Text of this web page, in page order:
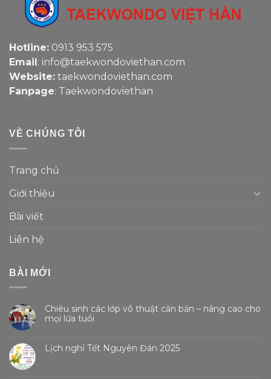
Hotline: 0913 953 575
Email : info@taekwondoviethan.com
Website: taekwondoviethan.com
Fanpage: Taekwondoviethan
VỀ CHÚNG TÔI
Trang chủ
Giới thiệu
Bài viết
Liên hệ
BÀI MỚI
Chiêu sinh các lớp võ thuật căn bản – nâng cao cho
mọi lứa tuổi
Lịch nghỉ Tết Nguyên Đán 2025